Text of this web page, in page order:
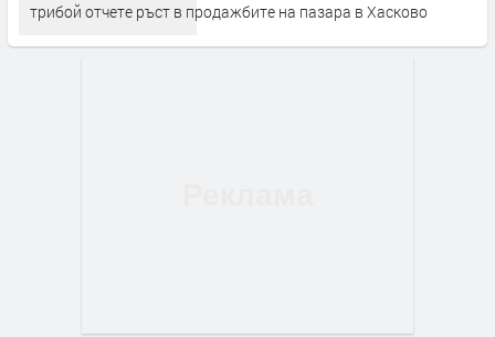
трибой отчете ръст в продажбите на пазара в Хасково